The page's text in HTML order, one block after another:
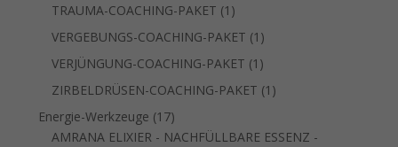
TRAUMA-COACHING-PAKET 1 1
Produkt
VERGEBUNGS-COACHING-PAKET 1 1
Produkt
VERJÜNGUNG-COACHING-PAKET 1 1
Produkt
ZIRBELDRÜSEN-COACHING-PAKET 1 1
Energie-Werkzeuge 1717
Produkte
AMRANA ELIXIER - NACHFÜLLBARE ESSENZ -